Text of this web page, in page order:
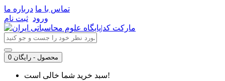
تماس با ما درباره ما
ورود ثبت نام
0 محصول - رایگان
سبد خرید شما خالی است!